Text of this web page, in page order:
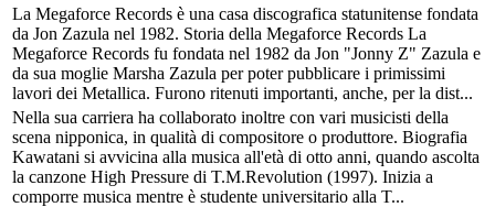
La Megaforce Records è una casa discografica statunitense fondata
da Jon Zazula nel 1982. Storia della Megaforce Records La
Megaforce Records fu fondata nel 1982 da Jon "Jonny Z" Zazula e
da sua moglie Marsha Zazula per poter pubblicare i primissimi
lavori dei Metallica. Furono ritenuti importanti, anche, per la dist...
Nella sua carriera ha collaborato inoltre con vari musicisti della
scena nipponica, in qualità di compositore o produttore. Biografia
Kawatani si avvicina alla musica all'età di otto anni, quando ascolta
la canzone High Pressure di T.M.Revolution (1997). Inizia a
comporre musica mentre è studente universitario alla T...